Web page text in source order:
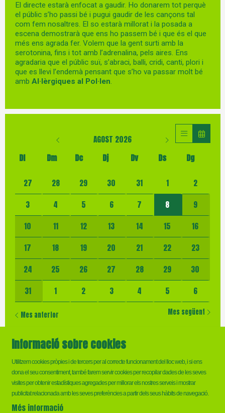
El directe estarà enfocat a gaudir. Ho donarem tot perquè
el públic s’ho passi bé i pugui gaudir de les cançons tal
com fem nosaltres. El so estarà millorat i la posada a
escena demostrarà que ens ho passem bé i que és el que
més ens agrada fer. Volem que la gent surti amb la
serotonina, fins i tot amb l’adrenalina, pels aires. Ens
agradaria que el públic suï, s’abraci, balli, cridi, canti, plori i
que es llevi l’endemà pensant que s’ho va passar molt bé
amb Al·lèrgiques al Pol·len.
AGOST 2026
Dl
Dm Dc Dj Dv Ds
Dg
No hi ha cap activitat aquest mes
27 28 29 30 31 1
2
3
4 5 6 7 8
9
10
11 12 13 14 15
16
17
18 19 20 21 22
23
24
25 26 27 28 29
30
31
1 2 3 4 5 6
Mes anterior Mes següent
Sitemap | Ús de Cookies | Contactar
Informació sobre cookies
Utilitzem cookies pròpies i de tercers per al correcte funcionament del lloc web, i si ens
dona el seu consentiment, també farem servir cookies per recopilar dades de les seves
visites per obtenir estadístiques agregades per millorar els nostres serveis i mostrar
publicitat relacionada amb les seves preferències a partir dels seus hàbits de navegació.
Més informació